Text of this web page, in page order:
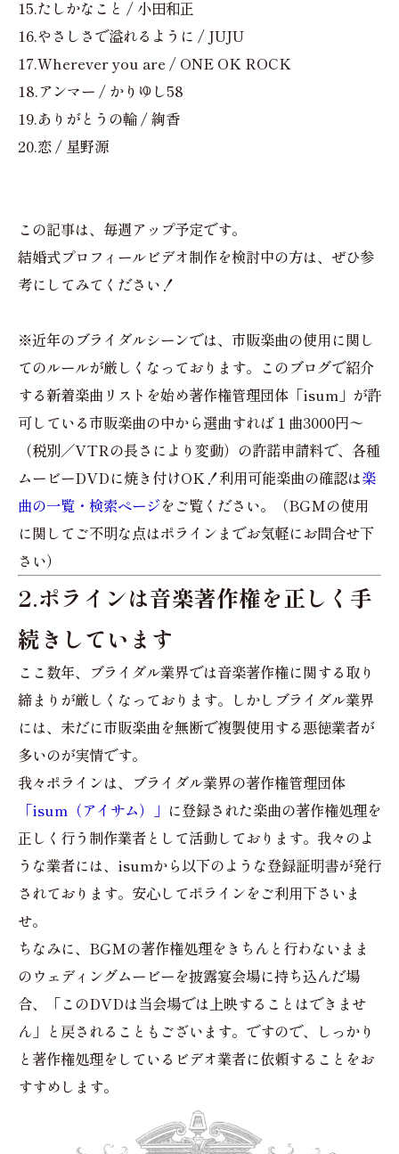
15.たしかなこと / 小田和正
16.やさしさで溢れるように / JUJU
17.Wherever you are / ONE OK ROCK
18.アンマー / かりゆし58
19.ありがとうの輪 / 絢香
20.恋 / 星野源
この記事は、毎週アップ予定です。
結婚式プロフィールビデオ制作を検討中の方は、ぜひ参
考にしてみてください！
※近年のブライダルシーンでは、市販楽曲の使用に関し
てのルールが厳しくなっております。このブログで紹介
する新着楽曲リストを始め著作権管理団体「isum」が許
可している市販楽曲の中から選曲すれば１曲3000円〜
（税別／VTRの長さにより変動）の許諾申請料で、各種
ムービーDVDに焼き付けOK！利用可能楽曲の確認は楽
曲の一覧・検索ページをご覧ください。（BGMの使用
に関してご不明な点はポラインまでお気軽にお問合せ下
さい）
2.ポラインは音楽著作権を正しく手
続きしています
ここ数年、ブライダル業界では音楽著作権に関する取り
締まりが厳しくなっております。しかしブライダル業界
には、未だに市販楽曲を無断で複製使用する悪徳業者が
多いのが実情です。
我々ポラインは、ブライダル業界の著作権管理団体
「isum（アイサム）」 に登録された楽曲の著作権処理を
正しく行う制作業者として活動しております。我々のよ
うな業者には、isumから以下のような登録証明書が発行
されております。安心してポラインをご利用下さいま
せ。
ちなみに、BGMの著作権処理をきちんと行わないまま
のウェディングムービーを披露宴会場に持ち込んだ場
合、「このDVDは当会場では上映することはできませ
ん」と戻されることもございます。ですので、しっかり
と著作権処理をしているビデオ業者に依頼することをお
すすめします。